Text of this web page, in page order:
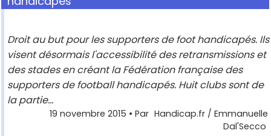
Droit au but pour les supporters de foot handicapés. Ils
visent désormais l'accessibilité des retransmissions et
des stades en créant la Fédération française des
supporters de football handicapés. Huit clubs sont de
la partie...
19 novembre 2015 • Par Handicap.fr / Emmanuelle
Dal'Secco